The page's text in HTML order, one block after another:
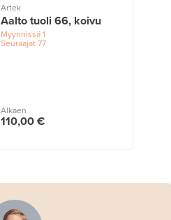
Artek
Aalto tuoli 66, koivu
Myynnissä1
Seuraajat 77
Alkaen
110,00 €